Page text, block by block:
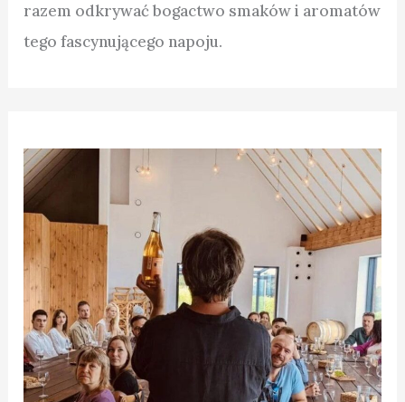
razem odkrywać bogactwo smaków i aromatów
tego fascynującego napoju.